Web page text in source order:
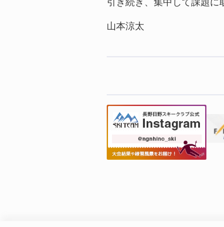
山本涼太